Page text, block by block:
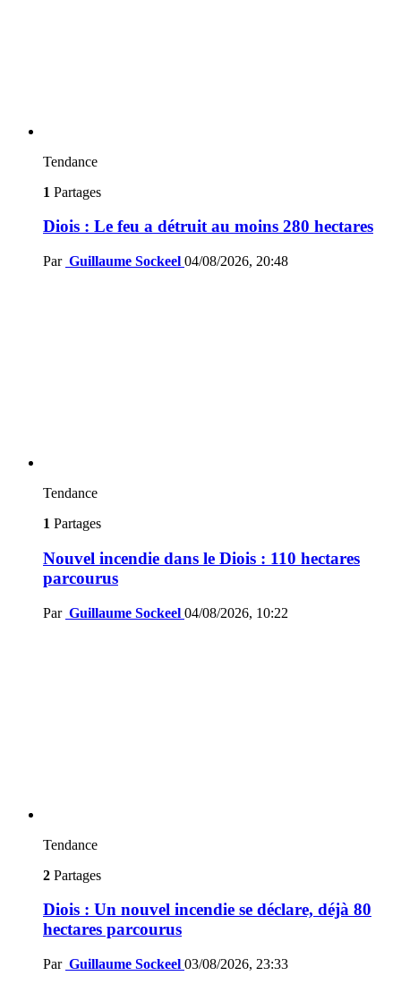
Tendance
1 Partages
Diois : Le feu a détruit au moins 280 hectares
Par Guillaume Sockeel 04/08/2026, 20:48
Tendance
1 Partages
Nouvel incendie dans le Diois : 110 hectares
parcourus
Par Guillaume Sockeel 04/08/2026, 10:22
Tendance
2 Partages
Diois : Un nouvel incendie se déclare, déjà 80
hectares parcourus
Par Guillaume Sockeel 03/08/2026, 23:33